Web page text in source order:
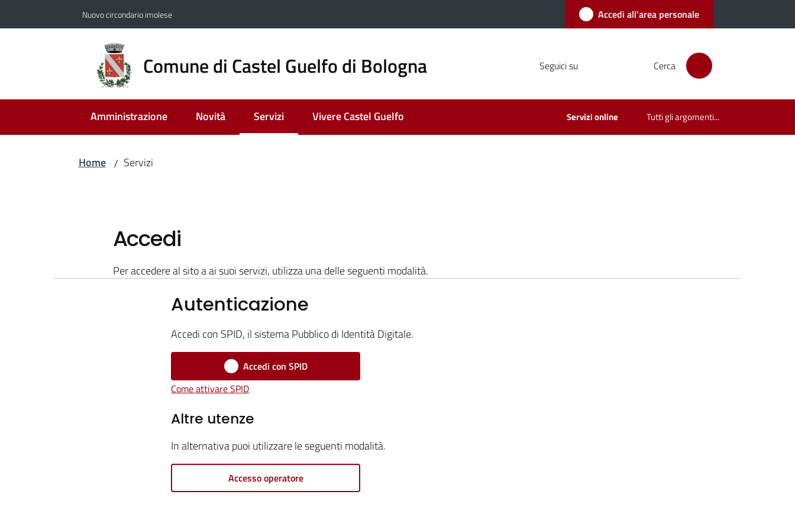
Nuovo circondario imolese Accedi all'area personale
Comune di Castel Guelfo di Bologna Seguici su Cerca
Amministrazione Novità Servizi
Menu selezionatoVivere Castel Guelfo Servizi online Tutti gli argomenti...
Home / Servizi
Accedi
Per accedere al sito a ai suoi servizi, utilizza una delle seguenti modalità.
Autenticazione
Accedi con SPID, il sistema Pubblico di Identità Digitale.
Accedi con SPID
Come attivare SPID
Altre utenze
In alternativa puoi utilizzare le seguenti modalità.
Accesso operatore